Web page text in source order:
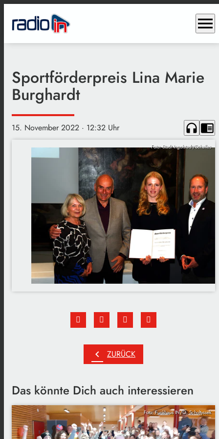
menu
Sportförderpreis Lina Marie
Burghardt
15. November 2022 · 12:32 Uhr headphones chrome_reader_mode
Foto: Stadt Ingolstadt/Schalles
chevron_left ZURÜCK
Das könnte Dich auch interessieren
Foto: Funkhaus IN/O. Scholtyssek